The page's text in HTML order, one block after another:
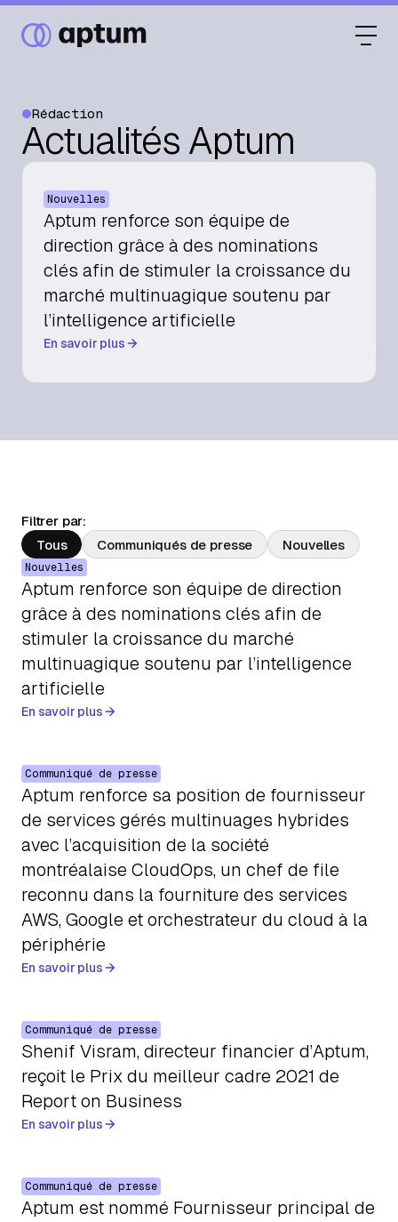
Ce que nous faisons
Nos partenaires
Ressources
Rédaction
Actualités Aptum
Nouvelles
Aptum renforce son équipe de
direction grâce à des nominations
clés afin de stimuler la croissance du
marché multinuagique soutenu par
l’intelligence artificielle
En savoir plus
Filtrer par:
Tous
Communiqués de presse Nouvelles
Nouvelles
Aptum renforce son équipe de direction
grâce à des nominations clés afin de
stimuler la croissance du marché
multinuagique soutenu par l’intelligence
artificielle
En savoir plus
Communiqué de presse
Aptum renforce sa position de fournisseur
de services gérés multinuages hybrides
avec l’acquisition de la société
montréalaise CloudOps, un chef de file
reconnu dans la fourniture des services
AWS, Google et orchestrateur du cloud à la
périphérie
En savoir plus
Communiqué de presse
Shenif Visram, directeur financier d’Aptum,
reçoit le Prix du meilleur cadre 2021 de
Report on Business
En savoir plus
Communiqué de presse
Aptum est nommé Fournisseur principal de